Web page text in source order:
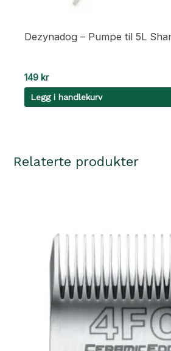
Dezynadog – Pumpe til 5L
149 kr
Legg i handlekurv
Relaterte produkter